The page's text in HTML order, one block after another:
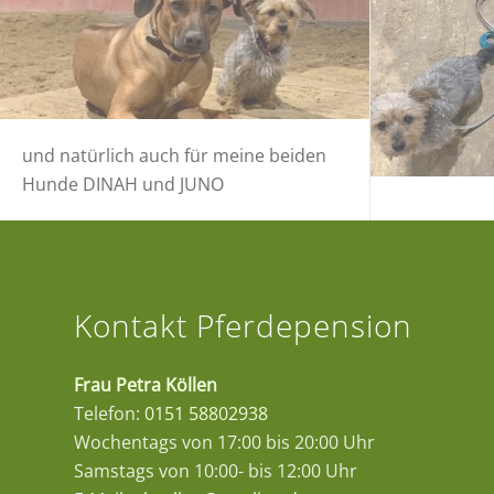
und natürlich auch für meine beiden
Hunde DINAH und JUNO
Kontakt Pferdepension
Frau Petra Köllen
Telefon: 0151 58802938
Wochentags von 17:00 bis 20:00 Uhr
Samstags von 10:00- bis 12:00 Uhr